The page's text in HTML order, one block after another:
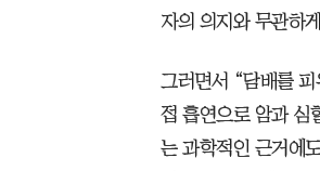
자의 의지와 무관하
그러면서 “담배를
접 흡연으로 암과 심
는 과학적인 근거에